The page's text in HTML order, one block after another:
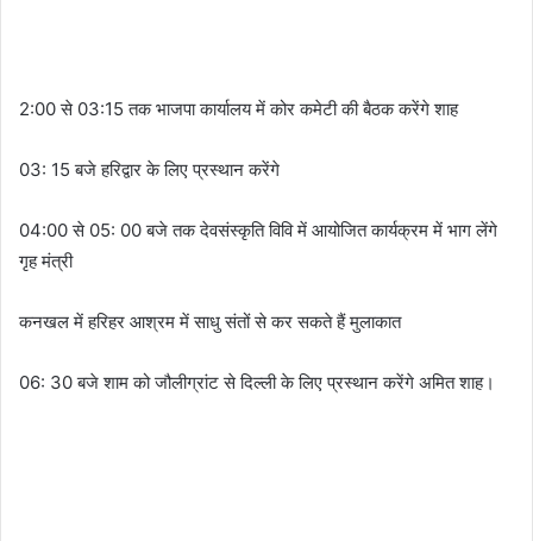
2:00 से 03:15 तक भाजपा कार्यालय में कोर कमेटी की बैठक करेंगे शाह
03: 15 बजे हरिद्वार के लिए प्रस्थान करेंगे
04:00 से 05: 00 बजे तक देवसंस्कृति विवि में आयोजित कार्यक्रम में भाग लेंगे
गृह मंत्री
कनखल में हरिहर आश्रम में साधु संतों से कर सकते हैं मुलाकात
06: 30 बजे शाम को जौलीग्रांट से दिल्ली के लिए प्रस्थान करेंगे अमित शाह।